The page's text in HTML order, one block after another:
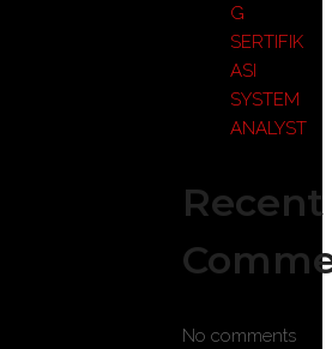
G
SERTIFIK
ASI
SYSTEM
ANALYST
Recent
No comments